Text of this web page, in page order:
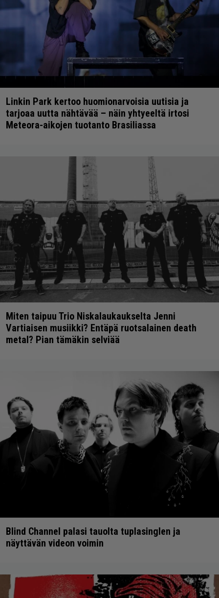
Linkin Park kertoo huomionarvoisia uutisia ja
tarjoaa uutta nähtävää – näin yhtyeeltä irtosi
Meteora-aikojen tuotanto Brasiliassa
Miten taipuu Trio Niskalaukaukselta Jenni
Vartiaisen musiikki? Entäpä ruotsalainen death
metal? Pian tämäkin selviää
Blind Channel palasi tauolta tuplasinglen ja
näyttävän videon voimin